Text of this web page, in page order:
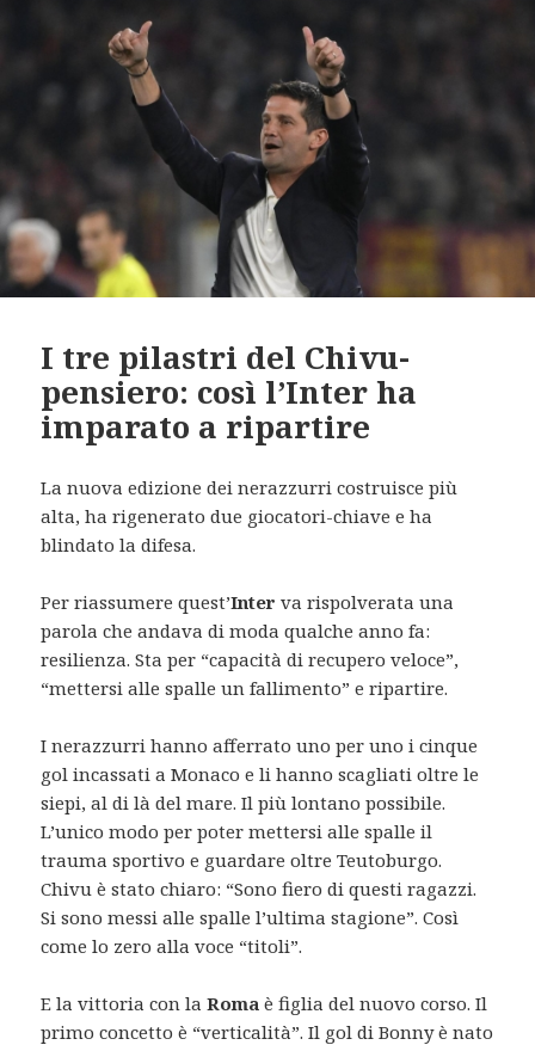
I tre pilastri del Chivu-
pensiero: così l’Inter ha
imparato a ripartire
La nuova edizione dei nerazzurri costruisce più
alta, ha rigenerato due giocatori-chiave e ha
blindato la difesa.
Per riassumere quest’Inter va rispolverata una
parola che andava di moda qualche anno fa:
resilienza. Sta per “capacità di recupero veloce”,
“mettersi alle spalle un fallimento” e ripartire.
I nerazzurri hanno afferrato uno per uno i cinque
gol incassati a Monaco e li hanno scagliati oltre le
siepi, al di là del mare. Il più lontano possibile.
L’unico modo per poter mettersi alle spalle il
trauma sportivo e guardare oltre Teutoburgo.
Chivu è stato chiaro: “Sono fiero di questi ragazzi.
Si sono messi alle spalle l’ultima stagione”. Così
come lo zero alla voce “titoli”.
E la vittoria con laRoma è figlia del nuovo corso. Il
primo concetto è “verticalità”. Il gol di Bonny è nato